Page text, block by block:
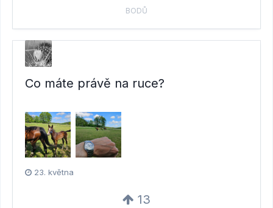
BODŮ
Co máte právě na ruce?
23. května
13